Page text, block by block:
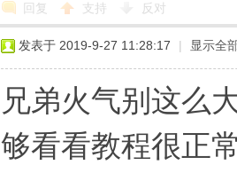
回复 支持 反对
发表于 2019-9-27 11:28:17 | 显示全
兄弟火气别这么
够看看教程很正